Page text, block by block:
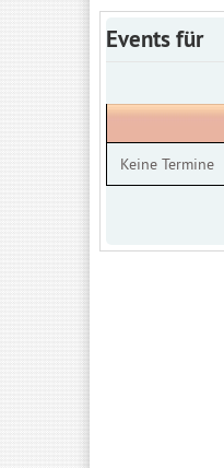
Events für
Keine Termine